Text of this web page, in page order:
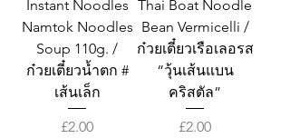
Instant Noodles
Namtok Noodles
Soup 110g. /
ก๋วยเตี๋ยวน้ำตก #
เส้นเล็ก
ราคา
£2.00
Thai Boat Noodle
Bean Vermicelli /
ก๋วยเตี๋ยวเรือเลอรส
“วุ้นเส้นแบน
คริสตัล”
ราคา
£2.00